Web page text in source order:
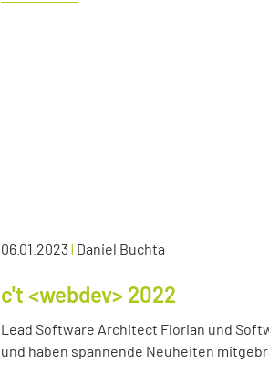
06.01.2023| Daniel Buchta
c't <webdev> 2022
Lead Software Architect Florian und
und haben spannende Neuheiten